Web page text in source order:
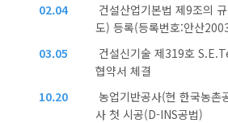
02.04
건설산업기본법 제9조의
도) 등록(등록번호:안산
03.05
건설신기술 제319호
협약서 체결
10.20
농업기반공사(현 한국농촌
사 첫 시공(D-INS공법)